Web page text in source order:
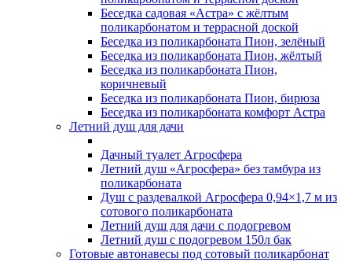
Беседка садовая «Астра» с жёлтым
поликарбонатом и террасной доской
Беседка из поликарбоната Пион, зелёный
Беседка из поликарбоната Пион, жёлтый
Беседка из поликарбоната Пион,
коричневый
Беседка из поликарбоната Пион, бирюза
Беседка из поликарбоната комфорт Астра
Летний душ для дачи
Дачный туалет Агросфера
Летний душ «Агросфера» без тамбура из
поликарбоната
Душ с раздевалкой Агросфера 0,94×1,7 м из
сотового поликарбоната
Летний душ для дачи с подогревом
Летний душ с подогревом 150л бак
Готовые автонавесы под сотовый поликарбонат